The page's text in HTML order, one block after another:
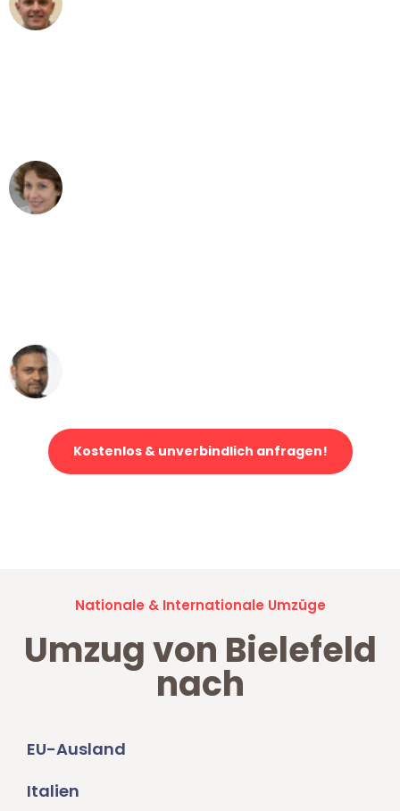
Kostenlos & unverbindlich anfragen!
Nationale & Internationale Umzüge
Umzug von Bielefeld
nach
EU-Ausland
Italien